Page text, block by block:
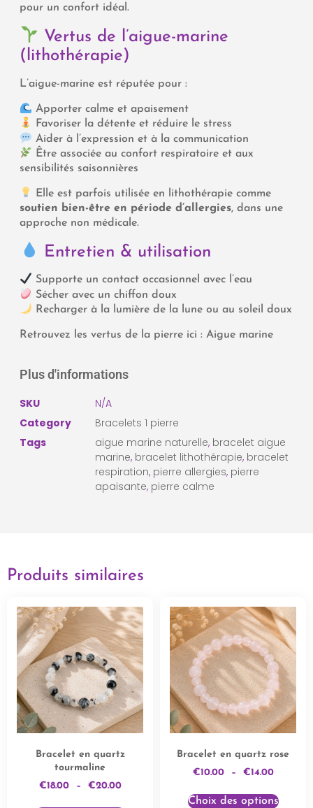
pour un confort idéal.
Vertus de l’aigue-marine
(lithothérapie)
L’aigue-marine est réputée pour :
Apporter calme et apaisement
Favoriser la détente et réduire le stress
Aider à l’expression et à la communication
Être associée au confort respiratoire et aux
sensibilités saisonnières
Elle est parfois utilisée en lithothérapie comme
soutien bien-être en période d’allergies, dans une
approche non médicale.
Entretien & utilisation
Supporte un contact occasionnel avec l’eau
Sécher avec un chiffon doux
Recharger à la lumière de la lune ou au soleil doux
Retrouvez les vertus de la pierre ici : Aigue marine
Plus d'informations
SKU
N/A
Category
Bracelets 1 pierre
Tags
aigue marine naturelle, bracelet aigue
marine, bracelet lithothérapie, bracelet
respiration, pierre allergies, pierre
apaisante, pierre calme
Produits similaires
Bracelet en quartz
tourmaline
€18.00 – €20.00
Bracelet en quartz rose
€10.00 – €14.00
Choix des options